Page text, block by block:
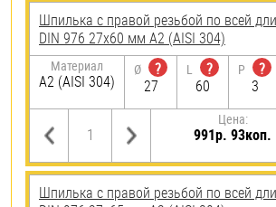
Шпилька с правой резьбой по всей
DIN 976 27х60 мм А2 (AISI 304)
Материал
А2 (AISI 304)
Ø
?
27
L
?
60
P
?
3
Цена:
991р. 93коп.
Шпилька с правой резьбой по всей